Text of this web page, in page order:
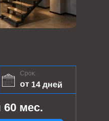
Срок:
от 14 дней
60 мес.